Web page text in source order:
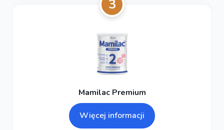
3
Mamilac Premium
Więcej informacji